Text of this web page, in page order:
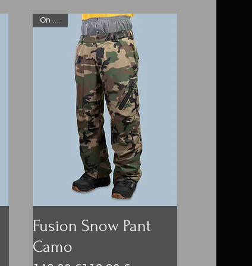
On Sale
Fusion Snow Pant
Camo